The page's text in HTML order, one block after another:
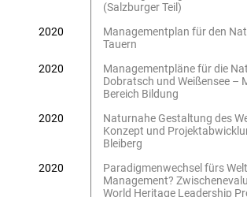
(Salzburger Teil)
2020
Managementplan für den
Tauern
2020
Managementpläne für die
Dobratsch und Weißensee –
Bereich Bildung
2020
Naturnahe Gestaltung des
Konzept und
Bleiberg
2020
Paradigmenwechsel fürs
Management?
World Heritage Leadership